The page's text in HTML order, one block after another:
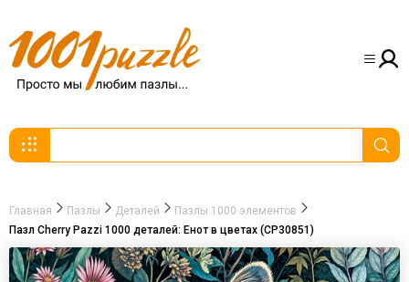
Главная Пазлы Деталей
Пазлы 1000 элементов
Пазл Cherry Pazzi 1000 деталей: Енот в цветах (CP30851)